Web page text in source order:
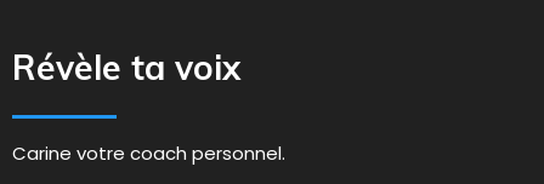
Révèle ta voix
Carine votre coach personnel.